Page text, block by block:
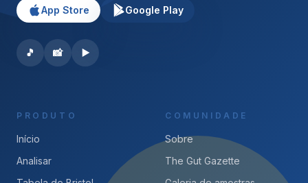
App Store Google Play
🎵 📸 ▶️
PRODUTO
Início
Analisar
COMUNIDADE
Sobre
The Gut Gazette